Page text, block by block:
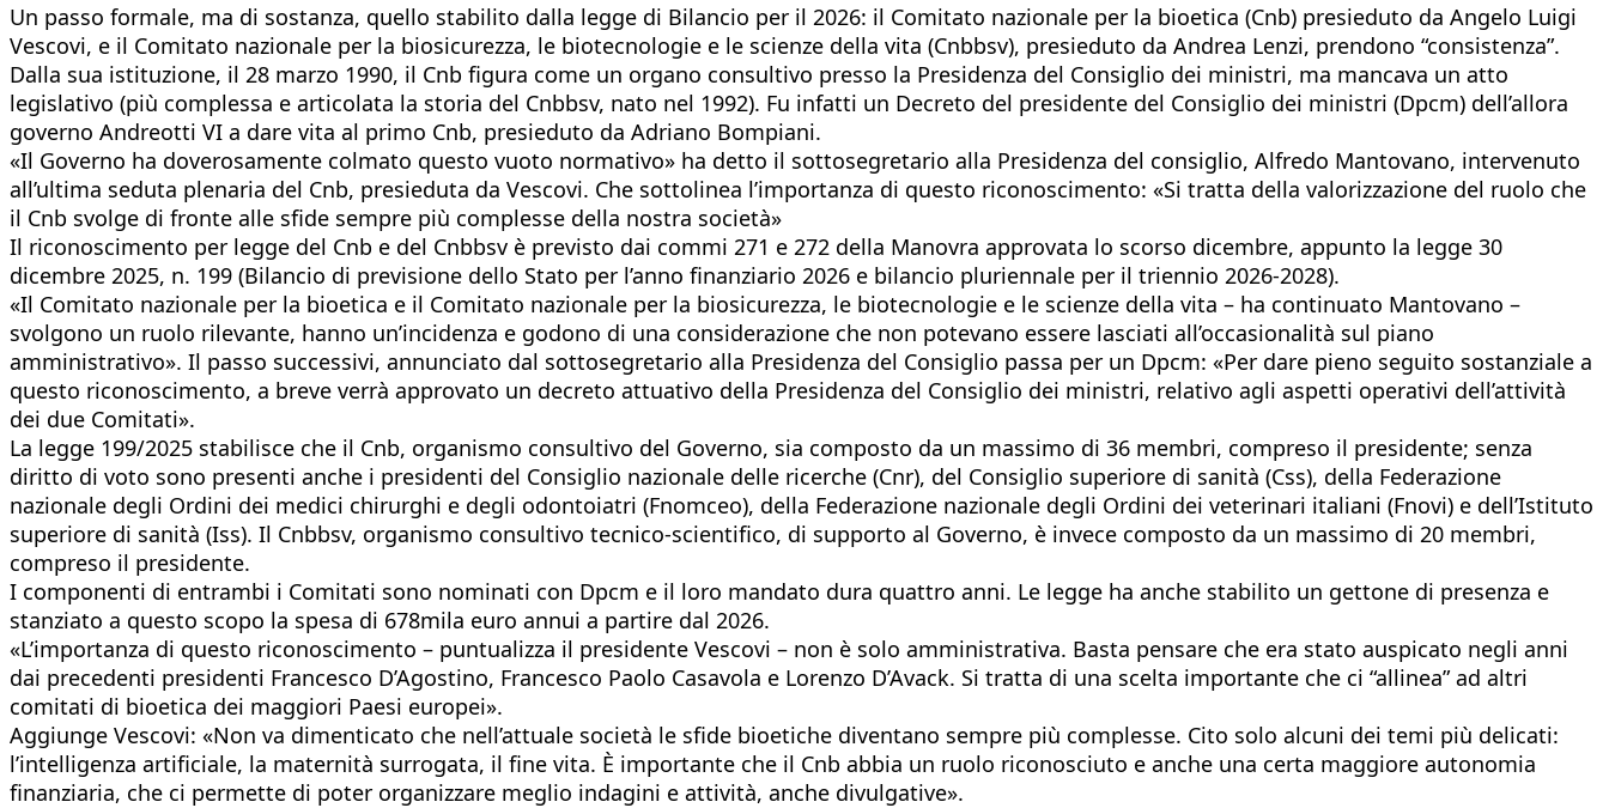
Un passo formale, ma di sostanza, quello stabilito dalla legge di Bilancio per il 2026: il Comitato nazionale per la bioetica (Cnb) presieduto da Angelo Luigi
Vescovi, e il Comitato nazionale per la biosicurezza, le biotecnologie e le scienze della vita (Cnbbsv), presieduto da Andrea Lenzi, prendono “consistenza”.
Dalla sua istituzione, il 28 marzo 1990, il Cnb figura come un organo consultivo presso la Presidenza del Consiglio dei ministri, ma mancava un atto
legislativo (più complessa e articolata la storia del Cnbbsv, nato nel 1992). Fu infatti un Decreto del presidente del Consiglio dei ministri (Dpcm) dell’allora
governo Andreotti VI a dare vita al primo Cnb, presieduto da Adriano Bompiani.
«Il Governo ha doverosamente colmato questo vuoto normativo» ha detto il sottosegretario alla Presidenza del consiglio, Alfredo Mantovano, intervenuto
all’ultima seduta plenaria del Cnb, presieduta da Vescovi. Che sottolinea l’importanza di questo riconoscimento: «Si tratta della valorizzazione del ruolo che
il Cnb svolge di fronte alle sfide sempre più complesse della nostra società»
Il riconoscimento per legge del Cnb e del Cnbbsv è previsto dai commi 271 e 272 della Manovra approvata lo scorso dicembre, appunto la legge 30
dicembre 2025, n. 199 (Bilancio di previsione dello Stato per l’anno finanziario 2026 e bilancio pluriennale per il triennio 2026-2028).
«Il Comitato nazionale per la bioetica e il Comitato nazionale per la biosicurezza, le biotecnologie e le scienze della vita – ha continuato Mantovano –
svolgono un ruolo rilevante, hanno un’incidenza e godono di una considerazione che non potevano essere lasciati all’occasionalità sul piano
amministrativo». Il passo successivi, annunciato dal sottosegretario alla Presidenza del Consiglio passa per un Dpcm: «Per dare pieno seguito sostanziale a
questo riconoscimento, a breve verrà approvato un decreto attuativo della Presidenza del Consiglio dei ministri, relativo agli aspetti operativi dell’attività
dei due Comitati».
La legge 199/2025 stabilisce che il Cnb, organismo consultivo del Governo, sia composto da un massimo di 36 membri, compreso il presidente; senza
diritto di voto sono presenti anche i presidenti del Consiglio nazionale delle ricerche (Cnr), del Consiglio superiore di sanità (Css), della Federazione
nazionale degli Ordini dei medici chirurghi e degli odontoiatri (Fnomceo), della Federazione nazionale degli Ordini dei veterinari italiani (Fnovi) e dell’Istituto
superiore di sanità (Iss). Il Cnbbsv, organismo consultivo tecnico-scientifico, di supporto al Governo, è invece composto da un massimo di 20 membri,
compreso il presidente.
I componenti di entrambi i Comitati sono nominati con Dpcm e il loro mandato dura quattro anni. Le legge ha anche stabilito un gettone di presenza e
stanziato a questo scopo la spesa di 678mila euro annui a partire dal 2026.
«L’importanza di questo riconoscimento – puntualizza il presidente Vescovi – non è solo amministrativa. Basta pensare che era stato auspicato negli anni
dai precedenti presidenti Francesco D’Agostino, Francesco Paolo Casavola e Lorenzo D’Avack. Si tratta di una scelta importante che ci “allinea” ad altri
comitati di bioetica dei maggiori Paesi europei».
Aggiunge Vescovi: «Non va dimenticato che nell’attuale società le sfide bioetiche diventano sempre più complesse. Cito solo alcuni dei temi più delicati:
l’intelligenza artificiale, la maternità surrogata, il fine vita. È importante che il Cnb abbia un ruolo riconosciuto e anche una certa maggiore autonomia
finanziaria, che ci permette di poter organizzare meglio indagini e attività, anche divulgative».